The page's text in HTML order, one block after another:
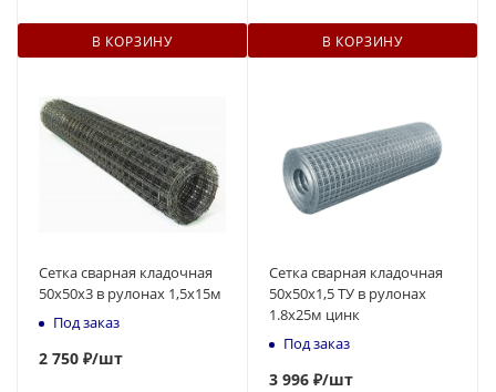
В КОРЗИНУ В КОРЗИНУ
Сетка сварная кладочная
50х50х3 в рулонах 1,5х15м
Под заказ
2 750 ₽/шт
Сетка сварная кладочная
50х50х1,5 ТУ в рулонах
1.8х25м цинк
Под заказ
3 996 ₽/шт